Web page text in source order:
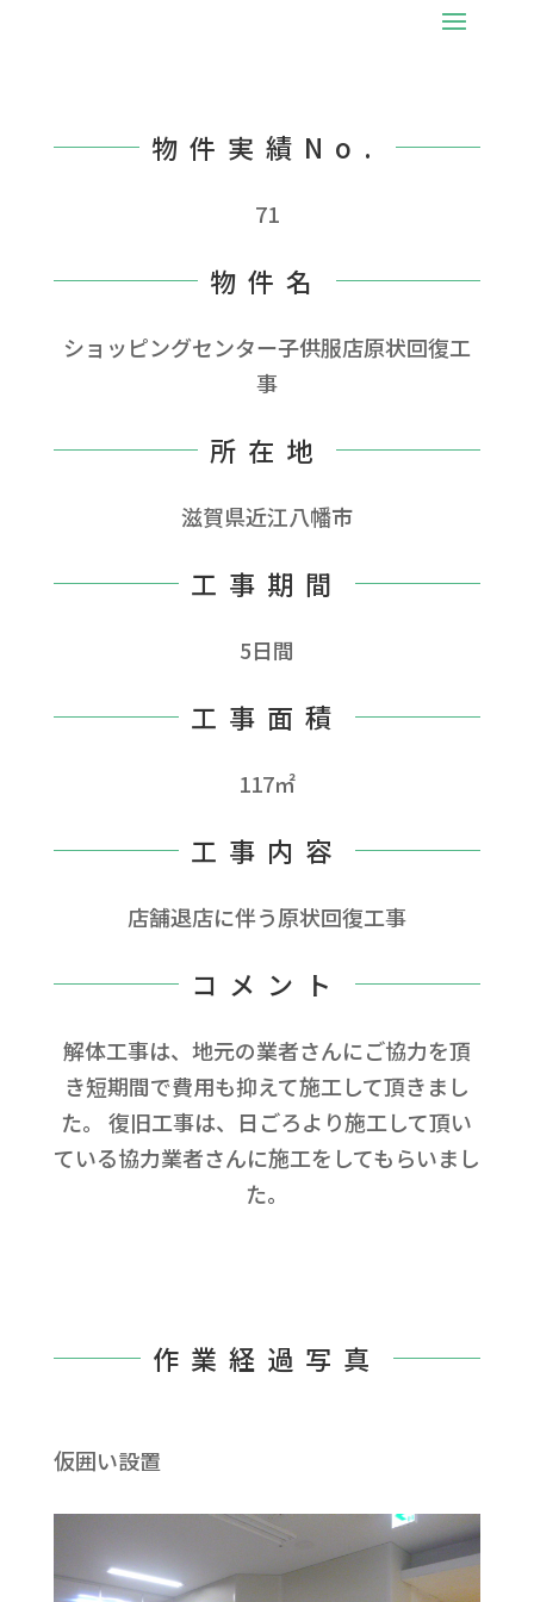
物件実績No.
71
物件名
ショッピングセンター子供服店原状回復工
事
所在地
滋賀県近江八幡市
工事期間
5日間
工事面積
117㎡
工事内容
店舗退店に伴う原状回復工事
コメント
解体工事は、地元の業者さんにご協力を頂
き短期間で費用も抑えて施工して頂きまし
た。 復旧工事は、日ごろより施工して頂い
ている協力業者さんに施工をしてもらいまし
た。
作業経過写真
仮囲い設置